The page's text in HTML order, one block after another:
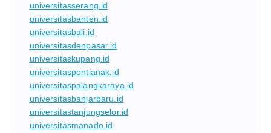
universitasserang.id
universitasbanten.id
universitasbali.id
universitasdenpasar.id
universitaskupang.id
universitaspontianak.id
universitaspalangkaraya.id
universitasbanjarbaru.id
universitastanjungselor.id
universitasmanado.id